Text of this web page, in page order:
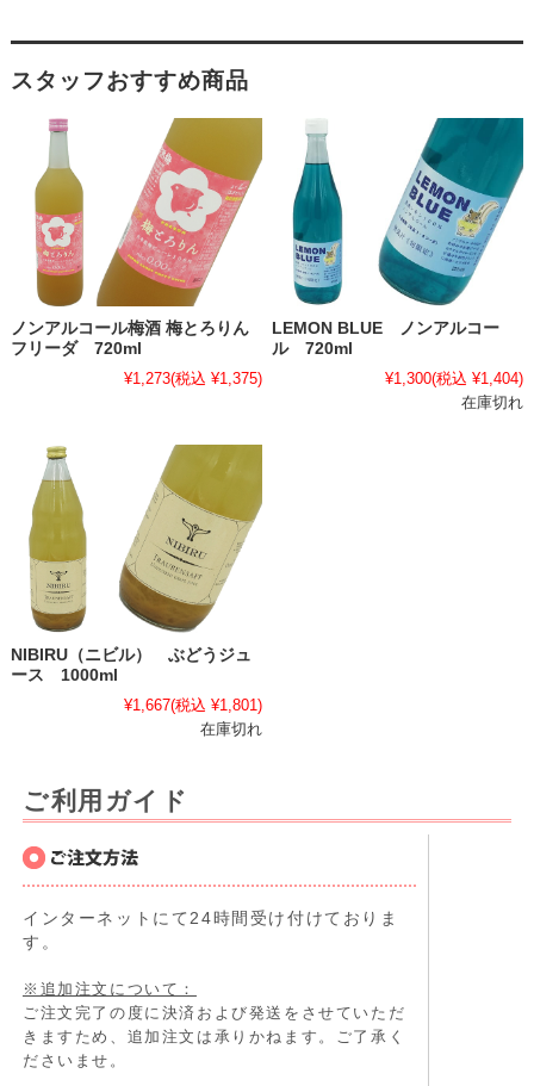
スタッフおすすめ商品
ノンアルコール梅酒 梅とろりん
フリーダ 720ml
¥1,273(税込 ¥1,375)
LEMON BLUE ノンアルコー
ル 720ml
¥1,300(税込 ¥1,404)
在庫切れ
NIBIRU（ニビル） ぶどうジュ
ース 1000ml
¥1,667(税込 ¥1,801)
在庫切れ
ご利用ガイド
インターネットにて24時間受け付けておりま
す。
※追加注文について：
ご注文完了の度に決済および発送をさせていただ
きますため、追加注文は承りかねます。ご了承く
ださいませ。